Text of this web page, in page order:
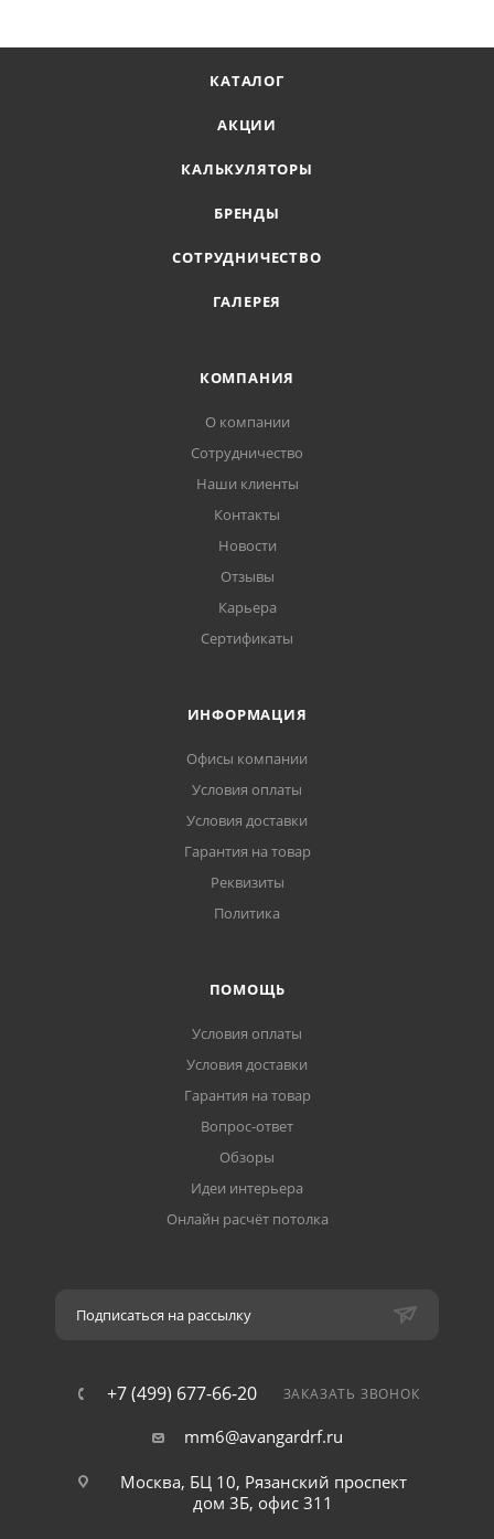
КАТАЛОГ
АКЦИИ
КАЛЬКУЛЯТОРЫ
БРЕНДЫ
СОТРУДНИЧЕСТВО
ГАЛЕРЕЯ
КОМПАНИЯ
О компании
Сотрудничество
Наши клиенты
Контакты
Новости
Отзывы
Карьера
Сертификаты
ИНФОРМАЦИЯ
Офисы компании
Условия оплаты
Условия доставки
Гарантия на товар
Реквизиты
Политика
ПОМОЩЬ
Условия оплаты
Условия доставки
Гарантия на товар
Вопрос-ответ
Обзоры
Идеи интерьера
Онлайн расчёт потолка
Подписаться на рассылку
+7 (499) 677-66-20 ЗАКАЗАТЬ ЗВОНОК
mm6@avangardrf.ru
Москва, БЦ 10, Рязанский проспект
дом 3Б, офис 311